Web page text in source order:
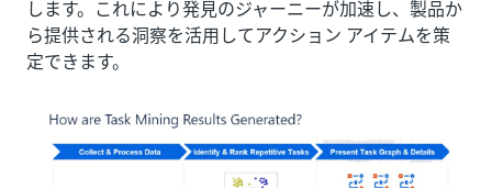
します。これにより発見のジャーニーが加速し、製品か
ら提供される洞察を活用してアクション アイテムを策
定できます。